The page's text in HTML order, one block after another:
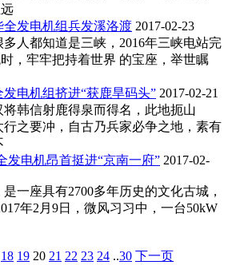
发电机组兵发溪洛渡 2017-02-23
人都知道是三峡，2016年三峡电站完
，牢牢把持着世界 的宝座，举世瞩
电机组挤进“获鹿旱码头” 2017-02-21
韩信射鹿得泉而得名，此地扼山
行之要冲，自古乃兵家必争之地，素有
发电机昂首挺进“京南一府” 2017-02-
一座具有2700多年历史的文化古城，
年2月9日，微风习习中，一台50kW
18 19 20 21 22 23 24 ..30 下一页